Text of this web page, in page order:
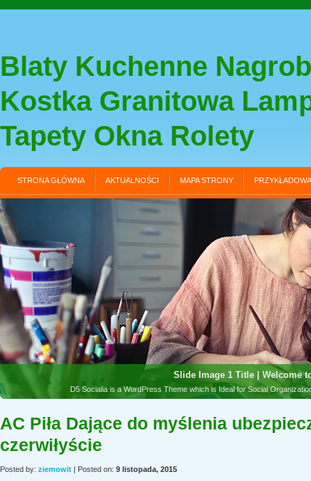
Blaty Kuchenne
Kostka Granitowa
Tapety Okna Rolety
STRONA GŁÓWNA AKTUALNOŚCI MAPA STRONY
AC Piła Dające do myślenia
czerwiłyście
Posted by: ziemowit | Posted on: 9 listopada, 2015